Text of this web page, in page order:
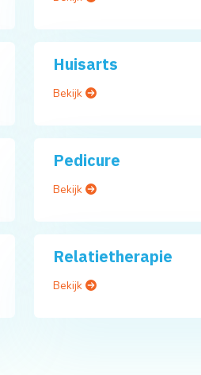
Huisarts
Bekijk
Pedicure
Bekijk
Relatietherapie
Bekijk